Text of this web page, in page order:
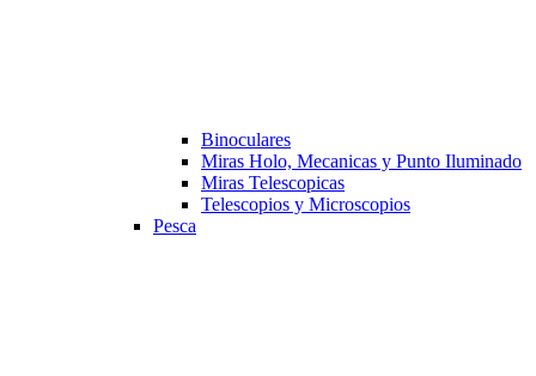
Binoculares
Miras Holo, Mecanicas y Punto Iluminado
Miras Telescopicas
Telescopios y Microscopios
Pesca